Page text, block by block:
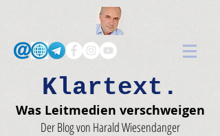
Klartext.
Was Leitmedien verschweigen
Der Blog von Harald Wiesendanger